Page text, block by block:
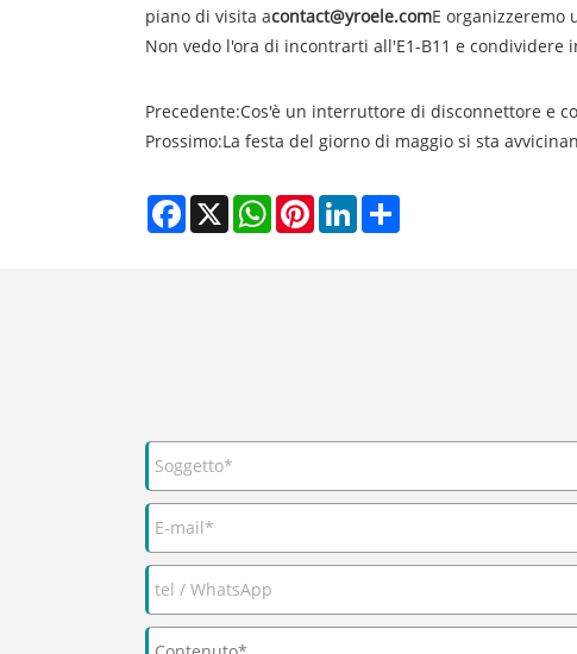
piano di visita acontact@yroele.comE organizzeremo
Non vedo l'ora di incontrarti all'E1-B11 e
Precedente:Cos'è un interruttore di disconnettore e
Prossimo:La festa del giorno di maggio si sta
Facebook
X WhatsAppPinterestLinkedIn